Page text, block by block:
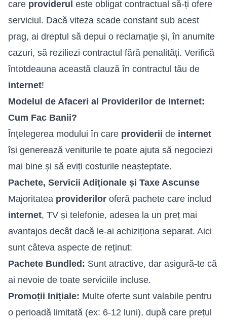
care providerul este obligat contractual să-ți ofere
serviciul. Dacă viteza scade constant sub acest
prag, ai dreptul să depui o reclamație și, în anumite
cazuri, să reziliezi contractul fără penalități. Verifică
întotdeauna această clauză în contractul tău de
internet!
Modelul de Afaceri al Providerilor de Internet:
Cum Fac Banii?
Înțelegerea modului în care providerii de internet
își generează veniturile te poate ajuta să negociezi
mai bine și să eviți costurile neașteptate.
Pachete, Servicii Adiționale și Taxe Ascunse
Majoritatea providerilor oferă pachete care includ
internet, TV și telefonie, adesea la un preț mai
avantajos decât dacă le-ai achiziționa separat. Aici
sunt câteva aspecte de reținut:
Pachete Bundled: Sunt atractive, dar asigură-te că
ai nevoie de toate serviciile incluse.
Promoții Inițiale: Multe oferte sunt valabile pentru
o perioadă limitată (ex: 6-12 luni), după care prețul